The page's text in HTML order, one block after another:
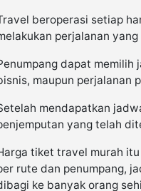
beroperasi setiap
perjalanan
dapat
maupun perjalanan
mendapatkan
yang telah
tiket travel murah
rute dan penumpang,
ke banyak orang